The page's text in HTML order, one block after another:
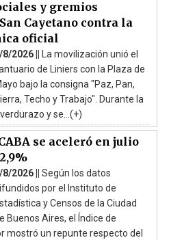
y gremios
Cayetano contra la
oficial
8/2026 ||
La movilización unió el
de Liniers con la Plaza de
bajo la consigna "Paz, Pan,
Techo y Trabajo". Durante la
y se...(+)
se aceleró en julio
8/2026 || Según los datos
por el Instituto de
y Censos de la Ciudad
Buenos Aires, el Índice de
mostró un repunte respecto del